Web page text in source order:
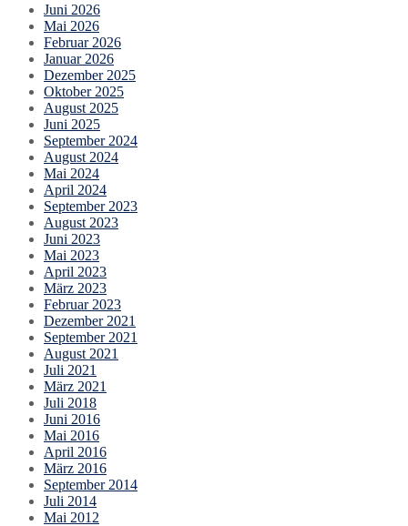
Juni 2026
Mai 2026
Februar 2026
Januar 2026
Dezember 2025
Oktober 2025
August 2025
Juni 2025
September 2024
August 2024
Mai 2024
April 2024
September 2023
August 2023
Juni 2023
Mai 2023
April 2023
März 2023
Februar 2023
Dezember 2021
September 2021
August 2021
Juli 2021
März 2021
Juli 2018
Juni 2016
Mai 2016
April 2016
März 2016
September 2014
Juli 2014
Mai 2012